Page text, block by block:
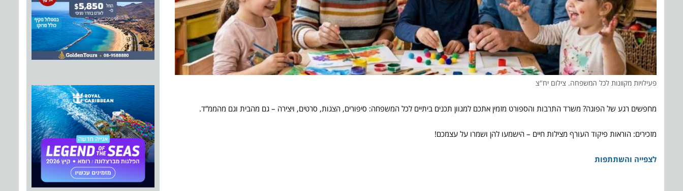
פעילויות מקוונות לכל המשפחה. צילום יח"צ
מחפשים רגע של הפוגה? משרד התרבות והספורט מזמין אתכם למגוון תכנים ביתיים לכל המשפחה: סיפורים, הצגות, סרטים, ויצירה – גם מהבית וגם מהממ”ד.
מזכירים: הוראות פיקוד העורף מצילות חיים – הישמעו להן ושמרו על עצמכם!
לצפייה והשתתפות